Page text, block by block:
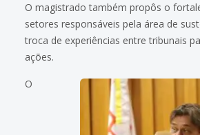
O magistrado também propôs o
setores responsáveis pela área de
troca de experiências entre tribunais
ações.
O